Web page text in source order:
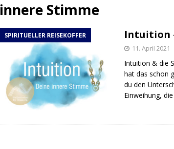
[ 27. April 2022 ]
Die Heldenreise
[ 20. April 2023 ]
Reiseführer für
innere Stimme
SPIRITUELLER REISEKOFFER Intuition
11. April 2021
Intuition & die
hat das schon
du den
Einweihung,